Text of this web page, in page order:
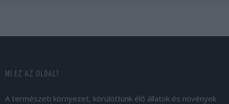
MI EZ AZ OLDAL?
A természeti környezet, körülöttünk élő állatok és növények